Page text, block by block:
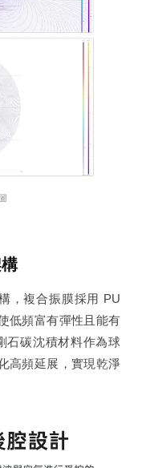
，複合振膜採用 PU
低頻富有彈性且能有
石碳沈積材料作為球
高頻延展，實現乾淨